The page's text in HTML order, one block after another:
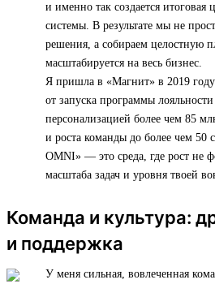
и именно так создается итоговая
системы. В результате мы не
решения, а собираем целостную
масштабируется на весь бизнес.
Я пришла в «Магнит» в 2019
от запуска программы
персонализацией более чем 85
и роста команды до более чем 50
OMNI» — это среда, где рост не
масштаба задач и уровня твоей
Команда и культура:
и поддержка
У меня сильная, вовлеченная